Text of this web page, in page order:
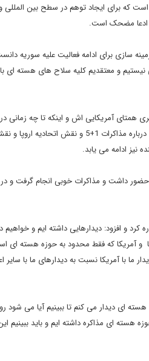
که برای ایجاد توهم در سطح بین المللی
ادعا مضحک است.
برای ادامه فعالیت علیه سوریه
و معتقدیم کلیه سلاح های هسته ای
آمریکایی اش و اینکه تا چه زمانی در
قبلا اعلام شده ما در روزهای آینده میزبان معاون وزیر خارجه
نیز ادامه می یابد.
داشت و مذاکرات خوبی انجام گرفت و در
در پایتخت های آنها اشاره کرد و افزود: دیدارهایی داشته
و آمریکا که فقط محدود به حوزه هسته ای
ای دیدار می کنم تا ببینیم آیا می شود
هسته ای مذاکره داشته ایم و باید ببینیم